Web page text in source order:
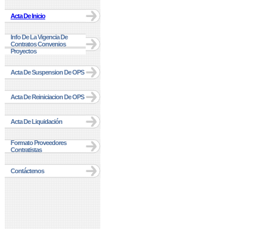
Acta De Inicio
Info De La Vigencia De
Contratos Convenios
Proyectos
Acta De Suspension De OPS
Acta De Reiniciacion De OPS
Acta De Liquidación
Formato Proveedores
Contratistas
Contáctenos